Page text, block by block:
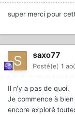
super merci pour
saxo77
Posté(e) 1
Il n'y a pas de quoi.
Je commence à
encore exploré